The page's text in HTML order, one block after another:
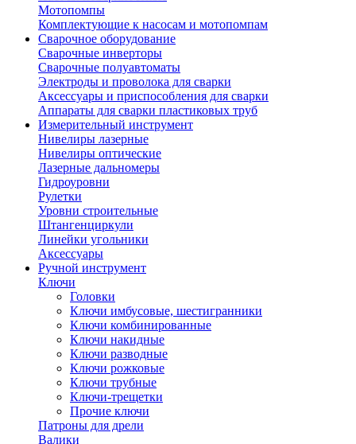
Мотопомпы
Комплектующие к насосам и мотопомпам
Сварочное оборудование
Сварочные инверторы
Сварочные полуавтоматы
Электроды и проволока для сварки
Аксессуары и приспособления для сварки
Аппараты для сварки пластиковых труб
Измерительный инструмент
Нивелиры лазерные
Нивелиры оптические
Лазерные дальномеры
Гидроуровни
Рулетки
Уровни строительные
Штангенциркули
Линейки угольники
Аксессуары
Ручной инструмент
Ключи
Головки
Ключи имбусовые, шестигранники
Ключи комбинированные
Ключи накидные
Ключи разводные
Ключи рожковые
Ключи трубные
Ключи-трещетки
Прочие ключи
Патроны для дрели
Валики